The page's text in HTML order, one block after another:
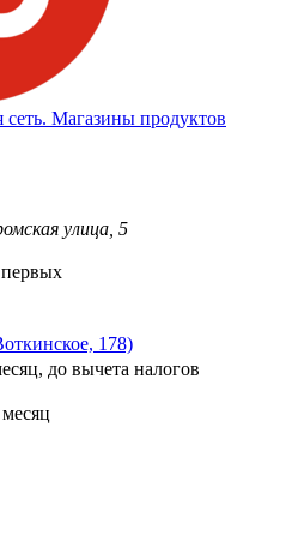
Магазины продуктов
улица, 5
178)
до вычета налогов